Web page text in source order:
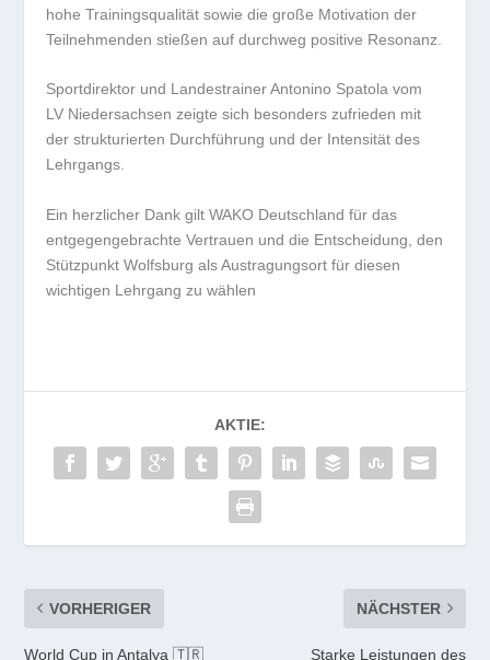
hohe Trainingsqualität sowie die große Motivation der
Teilnehmenden stießen auf durchweg positive Resonanz.
Sportdirektor und Landestrainer Antonino Spatola vom
LV Niedersachsen zeigte sich besonders zufrieden mit
der strukturierten Durchführung und der Intensität des
Lehrgangs.
Ein herzlicher Dank gilt WAKO Deutschland für das
entgegengebrachte Vertrauen und die Entscheidung, den
Stützpunkt Wolfsburg als Austragungsort für diesen
wichtigen Lehrgang zu wählen
AKTIE:
VORHERIGER
World Cup in Antalya 🇹🇷
NÄCHSTER
Starke Leistungen des